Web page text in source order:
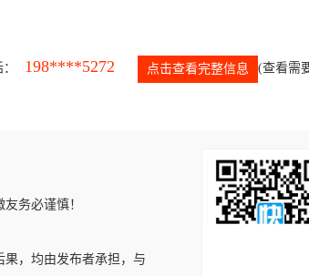
198****5272 点击查看完整信息 (查看需
务必谨慎！
，均由发布者承担，与